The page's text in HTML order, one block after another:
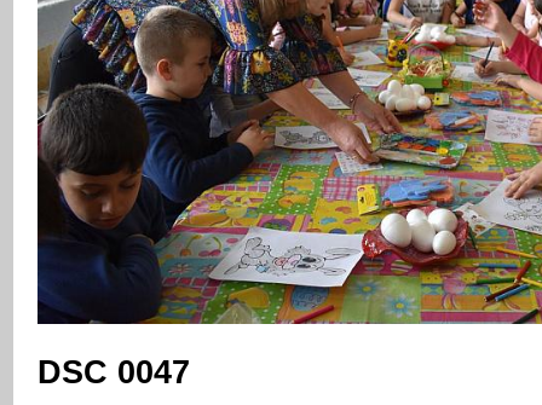
DSC 0047